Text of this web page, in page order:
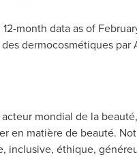
month data as of
dermocosmétiques
acteur mondial de la
en matière de beauté.
inclusive, éthique,